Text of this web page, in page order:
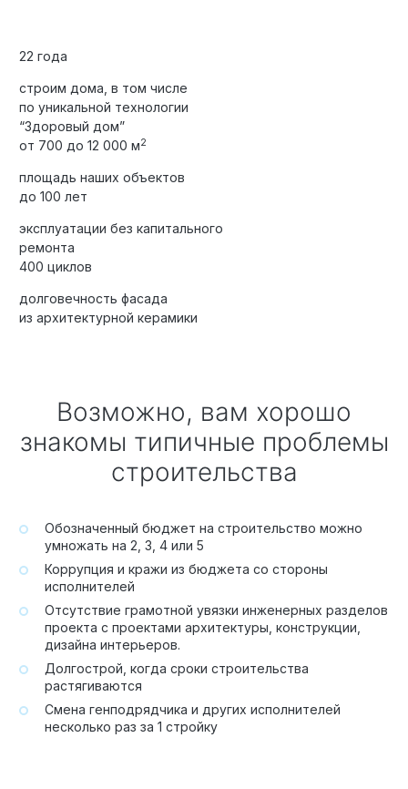
22 года
строим дома, в том числе
по уникальной технологии
“Здоровый дом”
от 700 до 12 000 м2
площадь наших объектов
до 100 лет
эксплуатации без капитального
ремонта
400 циклов
долговечность фасада
из архитектурной керамики
Возможно, вам хорошо
знакомы типичные проблемы
строительства
Обозначенный бюджет на строительство можно
умножать на 2, 3, 4 или 5
Коррупция и кражи из бюджета со стороны
исполнителей
Отсутствие грамотной увязки инженерных разделов
проекта с проектами архитектуры, конструкции,
дизайна интерьеров.
Долгострой, когда сроки строительства
растягиваются
Смена генподрядчика и других исполнителей
несколько раз за 1 стройку